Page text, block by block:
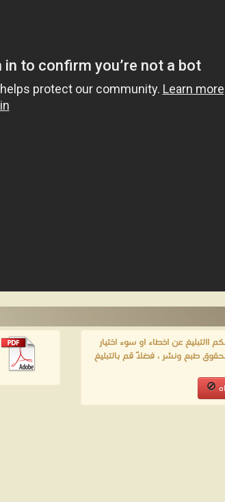
عن اخطاء او سوء اختيار
طبع ونشر ، فضلاً قم بالتبليغ